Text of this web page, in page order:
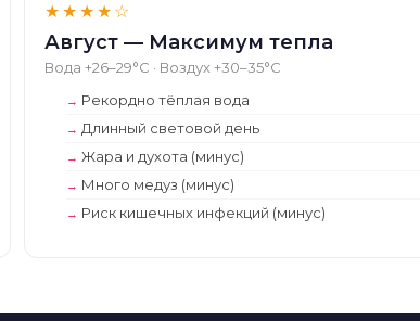
★★★★☆
Август — Максимум тепла
Вода +26–29°C · Воздух +30–35°C
Рекордно тёплая вода
Длинный световой день
Жара и духота (минус)
Много медуз (минус)
Риск кишечных инфекций (минус)